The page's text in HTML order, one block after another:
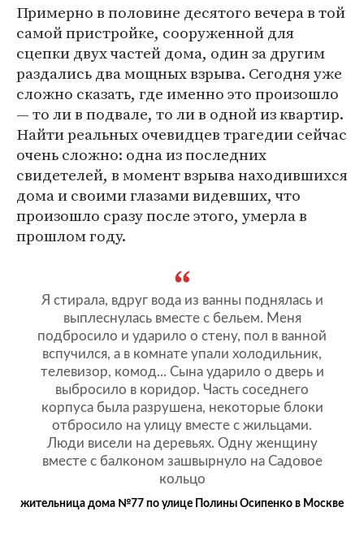
Примерно в половине десятого вечера в той
самой пристройке, сооруженной для
сцепки двух частей дома, один за другим
раздались два мощных взрыва. Сегодня уже
сложно сказать, где именно это произошло
— то ли в подвале, то ли в одной из квартир.
Найти реальных очевидцев трагедии сейчас
очень сложно: одна из последних
свидетелей, в момент взрыва находившихся
дома и своими глазами видевших, что
произошло сразу после этого, умерла в
прошлом году.
Я стирала, вдруг вода из ванны поднялась и
выплеснулась вместе с бельем. Меня
подбросило и ударило о стену, пол в ванной
вспучился, а в комнате упали холодильник,
телевизор, комод... Сына ударило о дверь и
выбросило в коридор. Часть соседнего
корпуса была разрушена, некоторые блоки
отбросило на улицу вместе с жильцами.
Люди висели на деревьях. Одну женщину
вместе с балконом зашвырнуло на Садовое
кольцо
жительница дома №77 по улице Полины Осипенко в Москве